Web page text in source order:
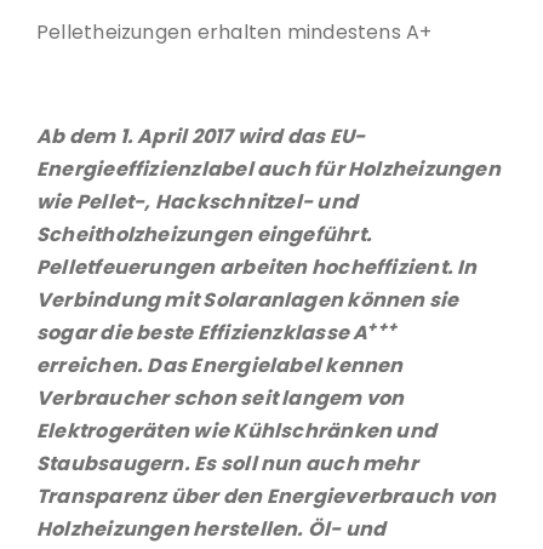
Pelletheizungen erhalten mindestens A+
Ab dem 1. April 2017 wird das EU-
Energieeffizienzlabel auch für Holzheizungen
wie Pellet-, Hackschnitzel- und
Scheitholzheizungen eingeführt.
Pelletfeuerungen arbeiten hocheffizient. In
Verbindung mit Solaranlagen können sie
sogar die beste Effizienzklasse A+++
erreichen. Das Energielabel kennen
Verbraucher schon seit langem von
Elektrogeräten wie Kühlschränken und
Staubsaugern. Es soll nun auch mehr
Transparenz über den Energieverbrauch von
Holzheizungen herstellen. Öl- und